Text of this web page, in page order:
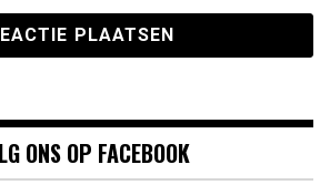
ONS OP FACEBOOK